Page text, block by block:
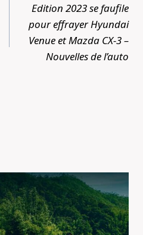
Edition 2023 se faufile
pour effrayer Hyundai
Venue et Mazda CX-3 –
Nouvelles de l’auto